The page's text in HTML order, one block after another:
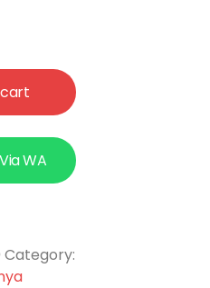
WA
Category: